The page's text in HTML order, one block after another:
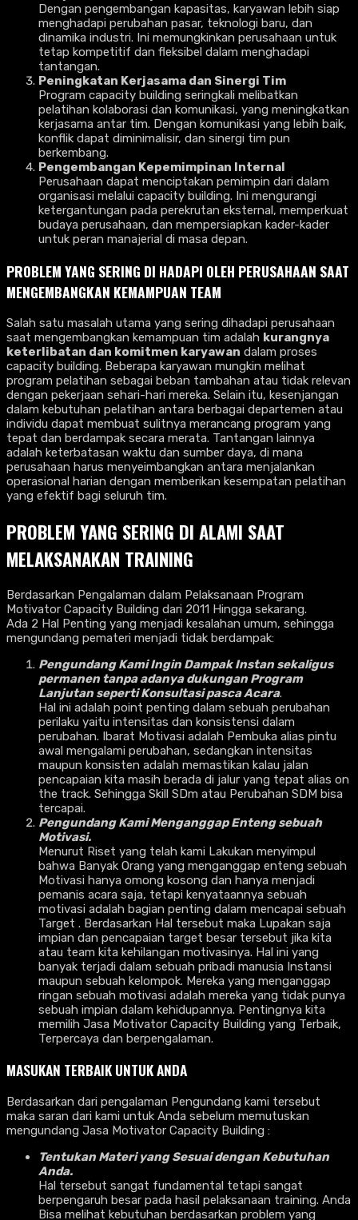
Dengan pengembangan kapasitas, karyawan lebih siap
menghadapi perubahan pasar, teknologi baru, dan
dinamika industri. Ini memungkinkan perusahaan untuk
tetap kompetitif dan fleksibel dalam menghadapi
tantangan.
Peningkatan Kerjasama dan Sinergi Tim
Program capacity building seringkali melibatkan
pelatihan kolaborasi dan komunikasi, yang meningkatkan
kerjasama antar tim. Dengan komunikasi yang lebih baik,
konflik dapat diminimalisir, dan sinergi tim pun
berkembang.
Pengembangan Kepemimpinan Internal
Perusahaan dapat menciptakan pemimpin dari dalam
organisasi melalui capacity building. Ini mengurangi
ketergantungan pada perekrutan eksternal, memperkuat
budaya perusahaan, dan mempersiapkan kader-kader
untuk peran manajerial di masa depan.
PROBLEM YANG SERING DI HADAPI OLEH PERUSAHAAN SAAT
MENGEMBANGKAN KEMAMPUAN TEAM
Salah satu masalah utama yang sering dihadapi perusahaan
saat mengembangkan kemampuan tim adalah kurangnya
keterlibatan dan komitmen karyawan dalam proses
capacity building. Beberapa karyawan mungkin melihat
program pelatihan sebagai beban tambahan atau tidak relevan
dengan pekerjaan sehari-hari mereka. Selain itu, kesenjangan
dalam kebutuhan pelatihan antara berbagai departemen atau
individu dapat membuat sulitnya merancang program yang
tepat dan berdampak secara merata. Tantangan lainnya
adalah keterbatasan waktu dan sumber daya, di mana
perusahaan harus menyeimbangkan antara menjalankan
operasional harian dengan memberikan kesempatan pelatihan
yang efektif bagi seluruh tim.
PROBLEM YANG SERING DI ALAMI SAAT
MELAKSANAKAN TRAINING
Berdasarkan Pengalaman dalam Pelaksanaan Program
Motivator Capacity Building dari 2011 Hingga sekarang.
Ada 2 Hal Penting yang menjadi kesalahan umum, sehingga
mengundang pemateri menjadi tidak berdampak:
Pengundang Kami Ingin Dampak Instan sekaligus
permanen tanpa adanya dukungan Program
Lanjutan seperti Konsultasi pasca Acara.
Hal ini adalah point penting dalam sebuah perubahan
perilaku yaitu intensitas dan konsistensi dalam
perubahan. Ibarat Motivasi adalah Pembuka alias pintu
awal mengalami perubahan, sedangkan intensitas
maupun konsisten adalah memastikan kalau jalan
pencapaian kita masih berada di jalur yang tepat alias on
the track. Sehingga Skill SDm atau Perubahan SDM bisa
tercapai.
Pengundang Kami Menganggap Enteng sebuah
Motivasi.
Menurut Riset yang telah kami Lakukan menyimpul
bahwa Banyak Orang yang menganggap enteng sebuah
Motivasi hanya omong kosong dan hanya menjadi
pemanis acara saja, tetapi kenyataannya sebuah
motivasi adalah bagian penting dalam mencapai sebuah
Target . Berdasarkan Hal tersebut maka Lupakan saja
impian dan pencapaian target besar tersebut jika kita
atau team kita kehilangan motivasinya. Hal ini yang
banyak terjadi dalam sebuah pribadi manusia Instansi
maupun sebuah kelompok. Mereka yang menganggap
ringan sebuah motivasi adalah mereka yang tidak punya
sebuah impian dalam kehidupannya. Pentingnya kita
memilih Jasa Motivator Capacity Building yang Terbaik,
Terpercaya dan berpengalaman.
MASUKAN TERBAIK UNTUK ANDA
Berdasarkan dari pengalaman Pengundang kami tersebut
maka saran dari kami untuk Anda sebelum memutuskan
mengundang Jasa Motivator Capacity Building :
Tentukan Materi yang Sesuai dengan Kebutuhan
Anda.
Hal tersebut sangat fundamental tetapi sangat
berpengaruh besar pada hasil pelaksanaan training. Anda
Bisa melihat kebutuhan berdasarkan problem yang